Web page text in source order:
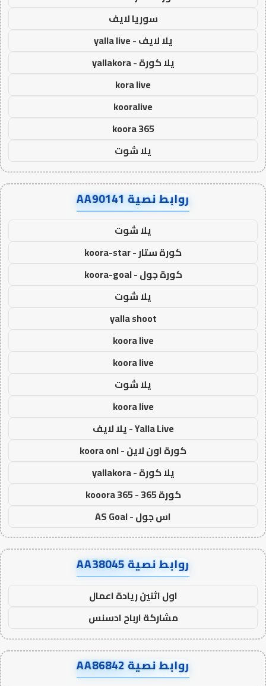
سوريا لايف
يلا لايف - yalla live
يلا كورة - yallakora
kora live
kooralive
koora 365
يلا شوت
روابط نصية AA90141
يلا شوت
كورة ستار - koora-star
كورة جول - koora-goal
يلا شوت
yalla shoot
koora live
koora live
يلا شوت
koora live
Yalla Live - يلا لايف
كورة اون لاين - koora onl
يلا كورة - yallakora
كورة 365 - kooora 365
اس جول - AS Goal
روابط نصية AA38045
اول اثنين ريادة اعمال
مشاركة ارباح ادسنس
روابط نصية AA86842